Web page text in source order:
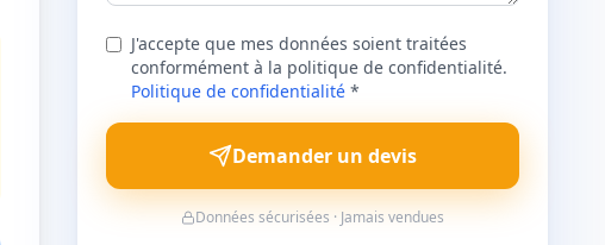
J'accepte que mes données soient traitées
conformément à la politique de confidentialité.
Politique de confidentialité *
Demander un devis
Données sécurisées · Jamais vendues